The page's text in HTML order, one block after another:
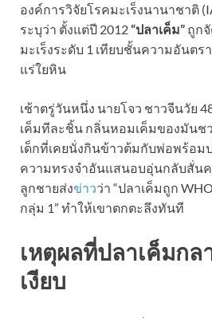
องค์การวิจัยโรคมะเร็งนานาชาติ
ระบุว่า ตั้งแต่ปี 2012“ปลาเค็ม” ถูก
มะเร็งระดับ 1 เทียบชั้นความอันตร
แร่ใยหิน
เช้าตรู่วันหนึ่ง นายโจว ชาวจีนวัย
เค็มทีละชิ้น กลิ่นหอมเค็มของมันช
เด็กที่เคยนั่งกินข้าวต้มกับพ่อพร้อม
ความทรงจำอันแสนอบอุ่นกลับสั่น
ลูกชายส่งข่าวว่า “ปลาเค็มถูก
กลุ่ม 1” ทำให้เขาตกตะลึงทันที
เหตุผลที่ปลาเค็มกล
เงียบ